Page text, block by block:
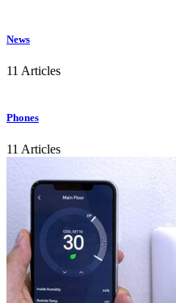
News
11 Articles
Phones
11 Articles